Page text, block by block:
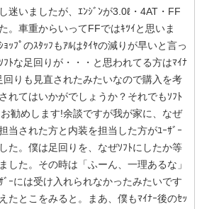
迷いましたが、ｴﾝｼﾞﾝが3.0ℓ・4AT・FF
。車重からいってFFではｷﾂｲと思いま
ｯﾌﾟのｽﾀｯﾌもｱﾙはﾀｲﾔの減りが早いと言っ
ﾌﾄな足回りが・・・と思われてる方はﾏｲﾅ
回りも見直されたみたいなので購入を考
れてはいかがでしょうか？それでもｿﾌﾄ
勧めします!余談ですが我が家に、なぜ
当された方と内装を担当した方がﾕｰｻﾞｰ
た。僕は足回りを、なぜｿﾌﾄにしたか等
した。その時は「ふーん、一理あるな」
ﾞｰには受け入れられなかったみたいです
たとこをみると。まあ、僕もﾏｲﾅｰ後のｾｯ